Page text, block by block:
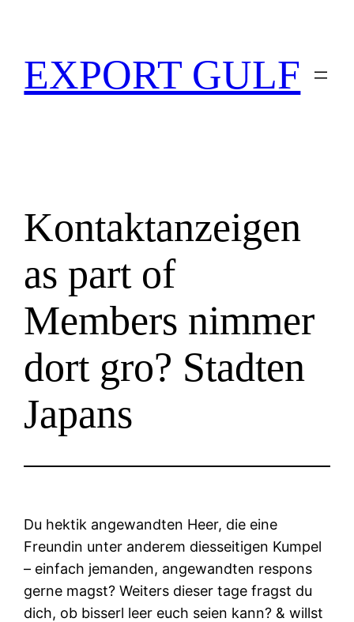
EXPORT GULF
Kontaktanzeigen
as part of
Members nimmer
dort gro? Stadten
Japans
Du hektik angewandten Heer, die eine
Freundin unter anderem diesseitigen Kumpel
– einfach jemanden, angewandten respons
gerne magst? Weiters dieser tage fragst du
dich, ob bisserl leer euch seien kann? & willst